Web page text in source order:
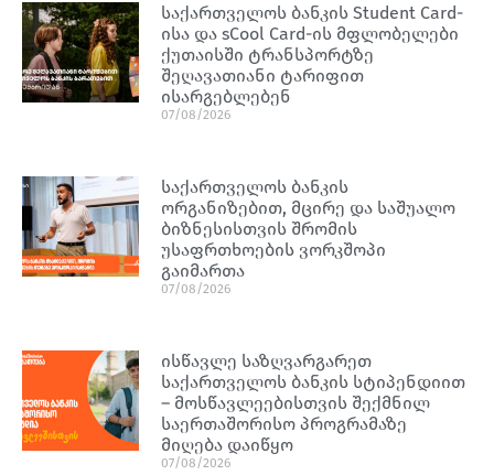
საქართველოს ბანკის Student Card-
ისა და sCool Card-ის მფლობელები
ქუთაისში ტრანსპორტზე
შეღავათიანი ტარიფით
ისარგებლებენ
07/08/2026
საქართველოს ბანკის
ორგანიზებით, მცირე და საშუალო
ბიზნესისთვის შრომის
უსაფრთხოების ვორკშოპი
გაიმართა
07/08/2026
ისწავლე საზღვარგარეთ
საქართველოს ბანკის სტიპენდიით
– მოსწავლეებისთვის შექმნილ
საერთაშორისო პროგრამაზე
მიღება დაიწყო
07/08/2026